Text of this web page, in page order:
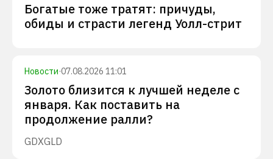
Богатые тоже тратят: причуды,
обиды и страсти легенд Уолл-стрит
Новости·07.08.2026 11:01
Золото близится к лучшей неделе с
января. Как поставить на
продолжение ралли?
GDXGLD